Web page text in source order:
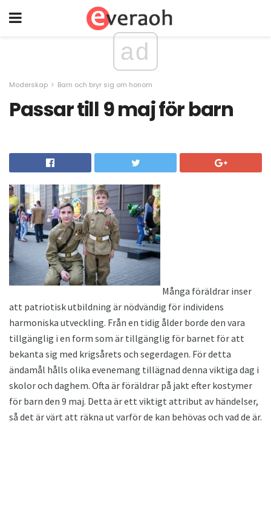
ad
Moderskap Barn och bryr sig om honom
Passar till 9 maj för barn
Många föräldrar inser
att patriotisk utbildning är nödvändig för individens
harmoniska utveckling. Från en tidig ålder borde den vara
tillgänglig i en form som är tillgänglig för barnet för att
bekanta sig med krigsårets och segerdagen. För detta
ändamål hålls olika evenemang tillägnad denna viktiga dag i
skolor och daghem. Ofta är föräldrar på jakt efter kostymer
för barn den 9 maj. Detta är ett viktigt attribut av händelser,
så det är värt att räkna ut varför de kan behövas och vad de är.